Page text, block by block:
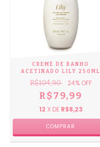
CREME DE BANHO
ACETINADO LILY 250ML
R$104,90 24% OFF
R$79,99
12 X DE R$8,23